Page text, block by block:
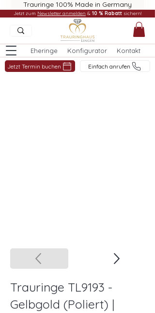
Trauringe 100% Made in Germany
Eheringe Konfigurator Kontakt
Jetzt Termin buchen Einfach anrufen
Jetzt zum Newsletter anmelden & 10 % Rabatt sichern!
Trauringe TL9193 -
Gelbgold (Poliert) |